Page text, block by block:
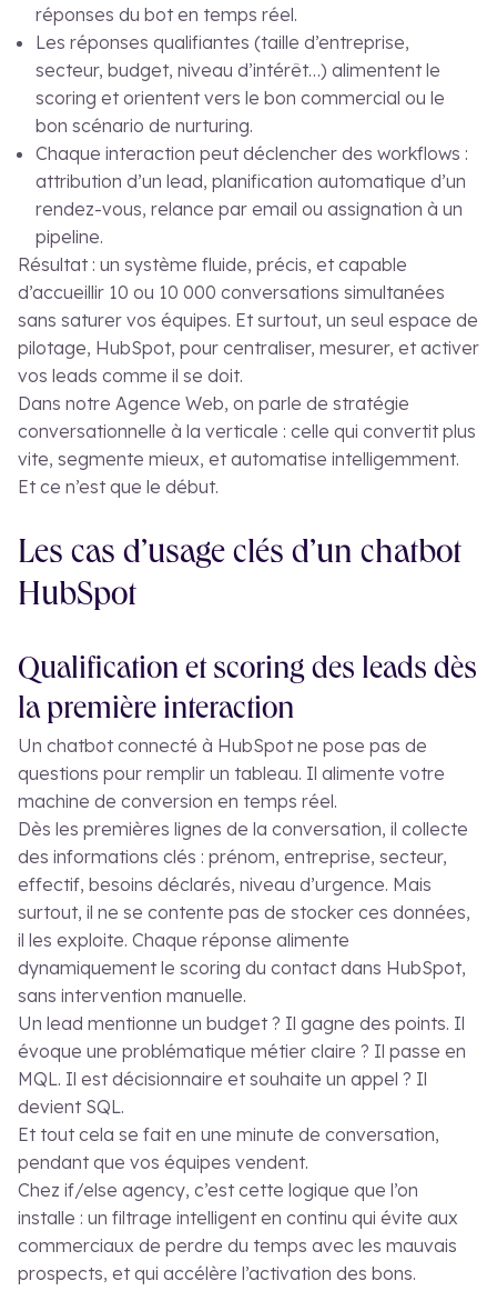
réponses du bot en temps réel.
Les réponses qualifiantes (taille d’entreprise,
secteur, budget, niveau d’intérêt…) alimentent le
scoring et orientent vers le bon commercial ou le
bon scénario de nurturing.
Chaque interaction peut déclencher des workflows :
attribution d’un lead, planification automatique d’un
rendez-vous, relance par email ou assignation à un
pipeline.
Résultat : un système fluide, précis, et capable
d’accueillir 10 ou 10 000 conversations simultanées
sans saturer vos équipes. Et surtout, un seul espace de
pilotage, HubSpot, pour centraliser, mesurer, et activer
vos leads comme il se doit.
Dans notre Agence Web, on parle de stratégie
conversationnelle à la verticale : celle qui convertit plus
vite, segmente mieux, et automatise intelligemment.
Et ce n’est que le début.
Les cas d’usage clés d’un chatbot
HubSpot
Qualification et scoring des leads dès
la première interaction
Un chatbot connecté à HubSpot ne pose pas de
questions pour remplir un tableau. Il alimente votre
machine de conversion en temps réel.
Dès les premières lignes de la conversation, il collecte
des informations clés : prénom, entreprise, secteur,
effectif, besoins déclarés, niveau d’urgence. Mais
surtout, il ne se contente pas de stocker ces données,
il les exploite. Chaque réponse alimente
dynamiquement le scoring du contact dans HubSpot,
sans intervention manuelle.
Un lead mentionne un budget ? Il gagne des points. Il
évoque une problématique métier claire ? Il passe en
MQL. Il est décisionnaire et souhaite un appel ? Il
devient SQL.
Et tout cela se fait en une minute de conversation,
pendant que vos équipes vendent.
Chez if/else agency, c’est cette logique que l’on
installe : un filtrage intelligent en continu qui évite aux
commerciaux de perdre du temps avec les mauvais
prospects, et qui accélère l’activation des bons.